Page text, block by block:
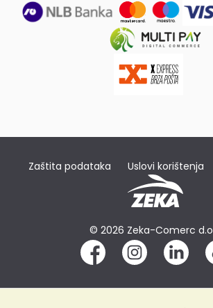
Zaštita podataka Uslovi korištenja
© 2026 Zeka-Comerc